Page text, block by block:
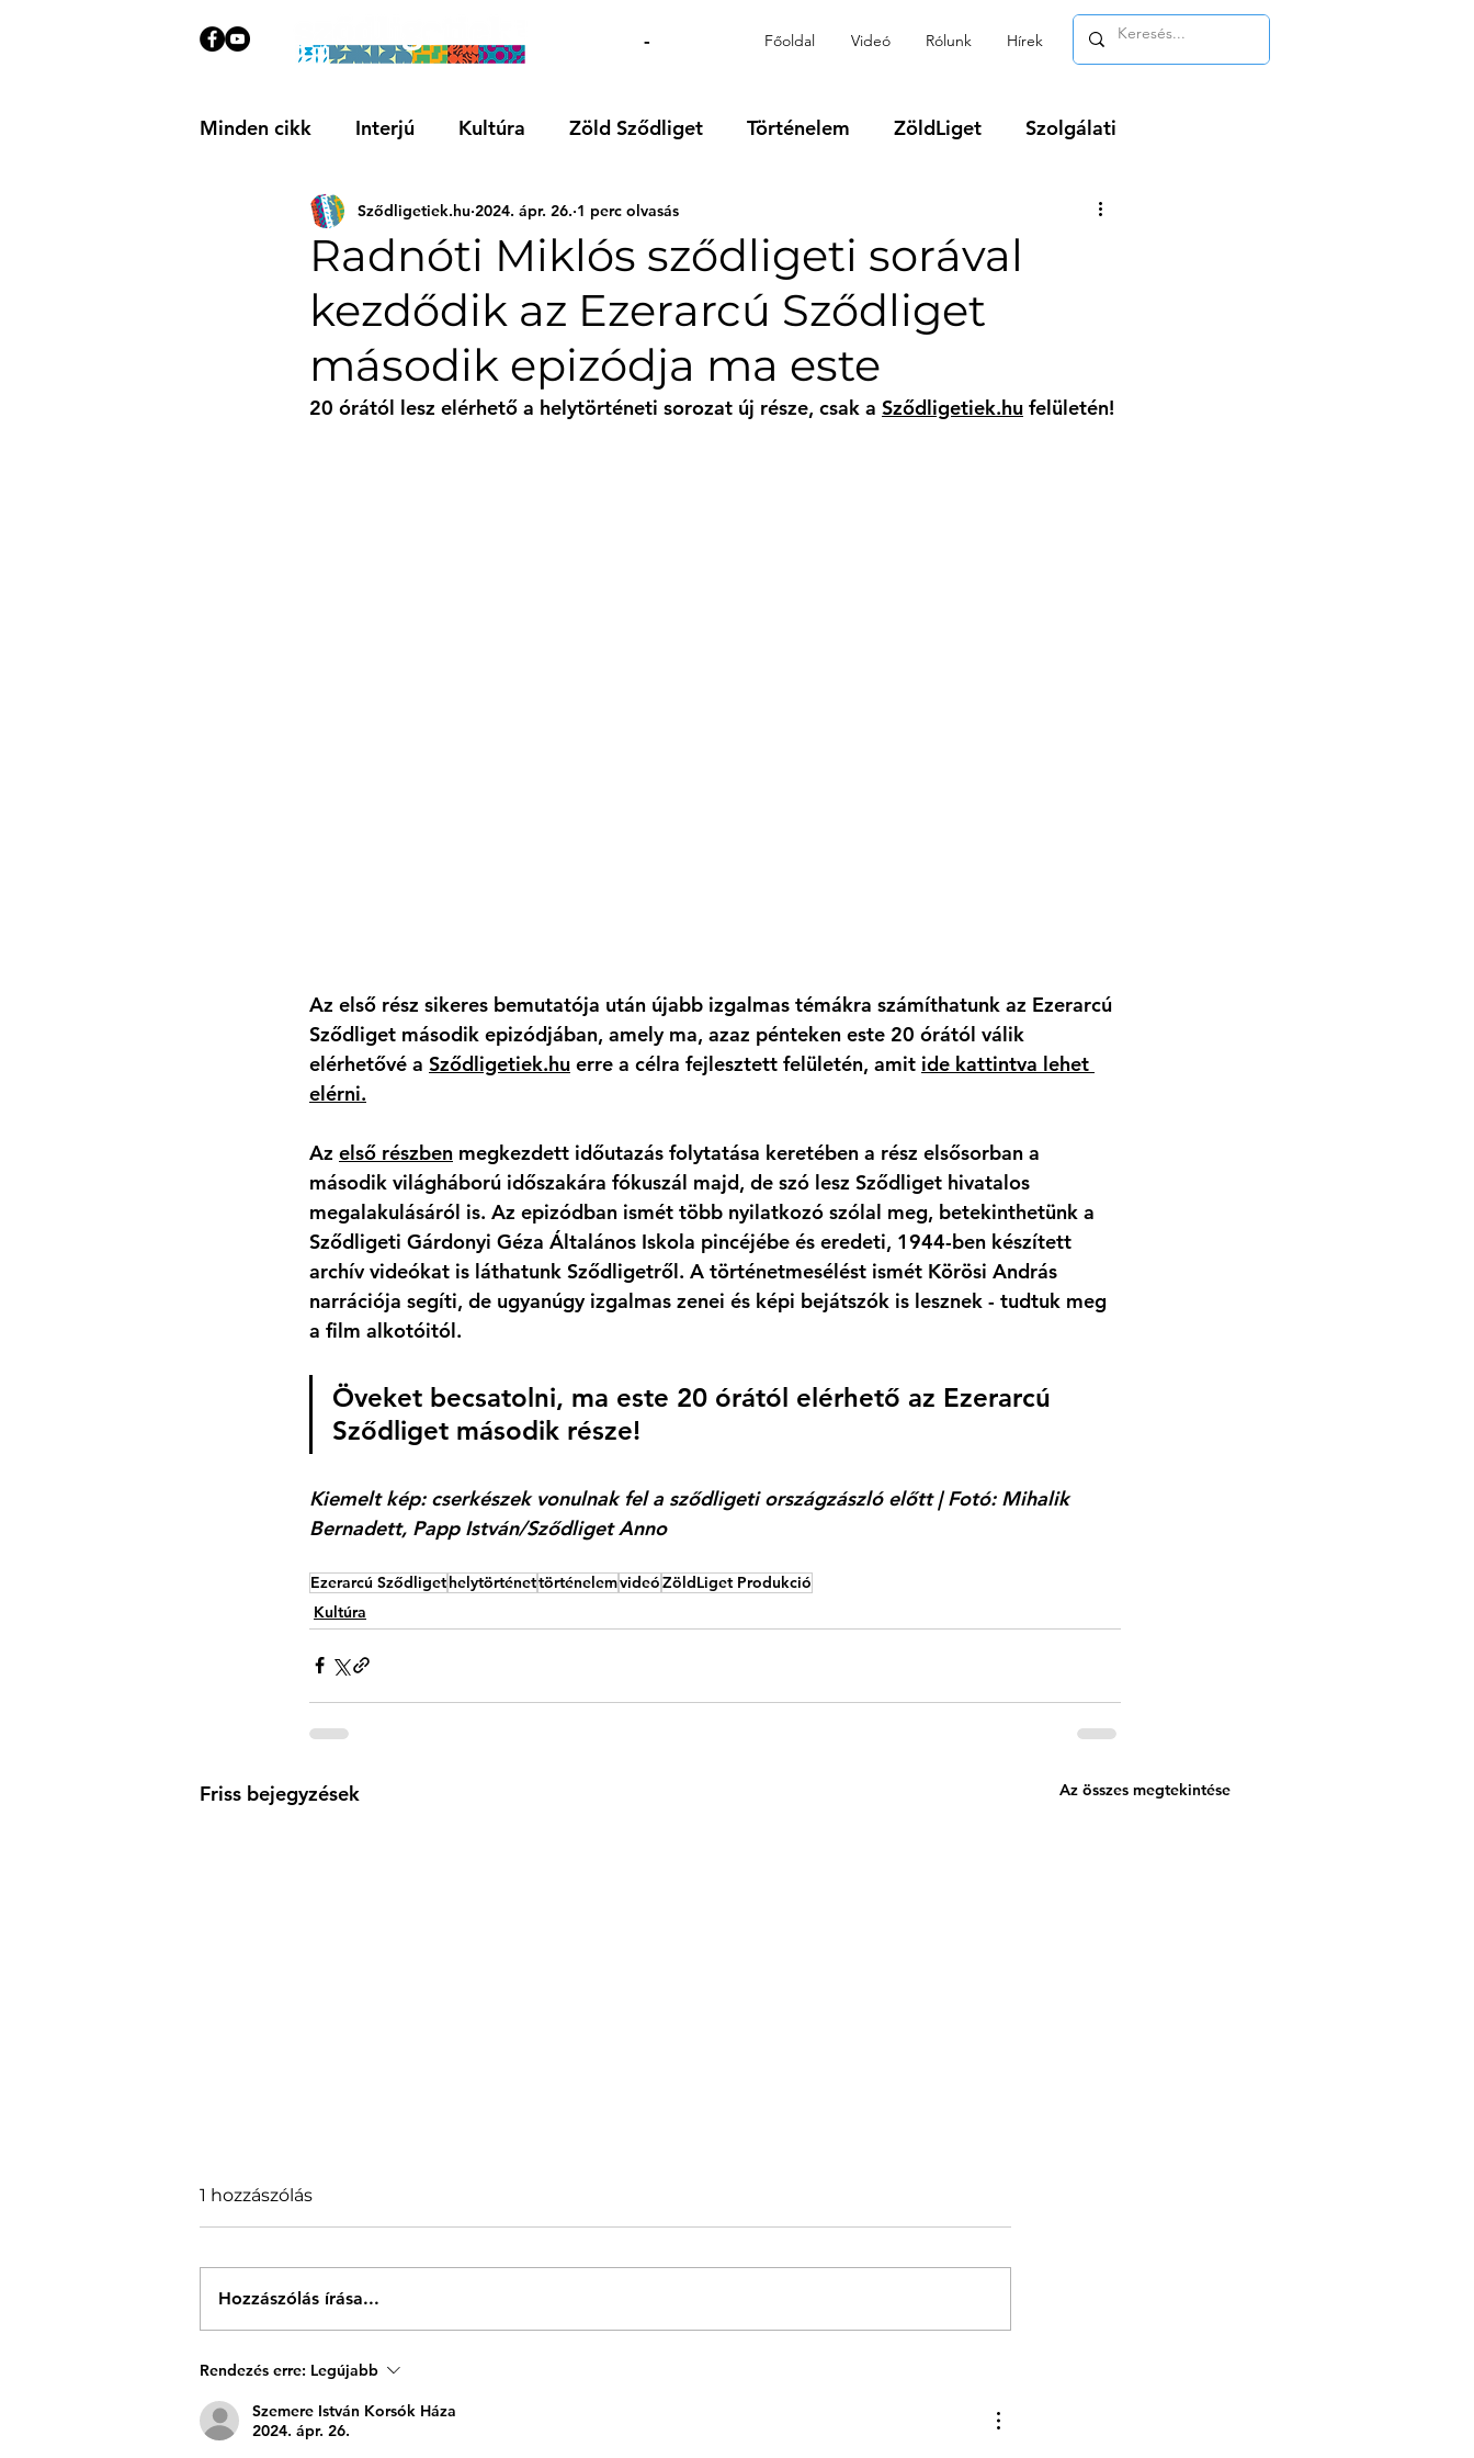
- Főoldal Videó Rólunk Hírek
Minden cikk Interjú Kultúra Zöld Sződliget Történelem ZöldLiget Szolgálati
Közösségi Ajánló Videó Régió VOKS24
Radnóti Miklós sződligeti sorával
kezdődik az Ezerarcú Sződliget
második epizódja ma este
Sződligetiek.hu 2024. ápr. 26. 1 perc olvasás
20 órától lesz elérhető a helytörténeti sorozat új része, csak a Sződligetiek.hu felületén!
Az első rész sikeres bemutatója után újabb izgalmas témákra számíthatunk az Ezerarcú
Sződliget második epizódjában, amely ma, azaz pénteken este 20 órától válik
elérhetővé a Sződligetiek.hu erre a célra fejlesztett felületén, amit ide kattintva lehet
elérni.
Az első részben megkezdett időutazás folytatása keretében a rész elsősorban a
második világháború időszakára fókuszál majd, de szó lesz Sződliget hivatalos
megalakulásáról is. Az epizódban ismét több nyilatkozó szólal meg, betekinthetünk a
Sződligeti Gárdonyi Géza Általános Iskola pincéjébe és eredeti, 1944-ben készített
archív videókat is láthatunk Sződligetről. A történetmesélést ismét Körösi András
narrációja segíti, de ugyanúgy izgalmas zenei és képi bejátszók is lesznek - tudtuk meg
a film alkotóitól.
Öveket becsatolni, ma este 20 órától elérhető az Ezerarcú
Sződliget második része!
Kiemelt kép: cserkészek vonulnak fel a sződligeti országzászló előtt | Fotó: Mihalik
Bernadett, Papp István/Sződliget Anno
Ezerarcú SződligethelytörténettörténelemvideóZöldLiget Produkció
Kultúra
Friss bejegyzések Az összes megtekintése
Itt a VII. Sződligeti
végleges névsora
alapítványának
1 hozzászólás
Hozzászólás írása...
Rendezés erre: Legújabb
Szemere István Korsók Háza
2024. ápr. 26.